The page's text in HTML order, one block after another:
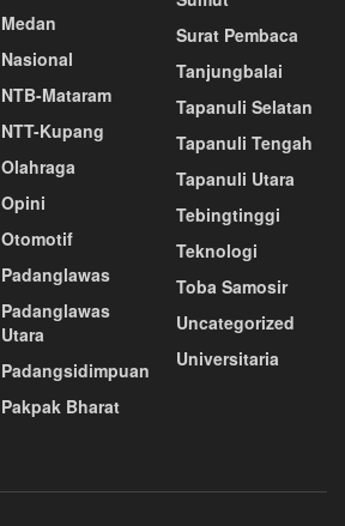
Medan
Nasional
NTB-Mataram
NTT-Kupang
Olahraga
Opini
Otomotif
Padanglawas
Padanglawas
Utara
Padangsidimpuan
Pakpak Bharat
Surat Pembaca
Tanjungbalai
Tapanuli Selatan
Tapanuli Tengah
Tapanuli Utara
Tebingtinggi
Teknologi
Toba Samosir
Uncategorized
Universitaria